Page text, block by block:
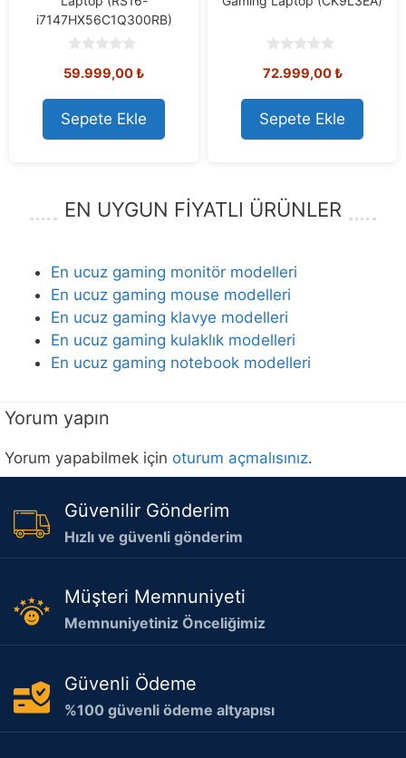
i7147HX56C1Q300RB)
o
t
o
f
5
59.999,00₺
Sepete Ekle
o
t
o
f
5
72.999,00₺
Sepete Ekle
EN UYGUN FİYATLI ÜRÜNLER
En ucuz gaming monitör modelleri
En ucuz gaming mouse modelleri
En ucuz gaming klavye modelleri
En ucuz gaming kulaklık modelleri
En ucuz gaming notebook modelleri
Yorum yapın
Yorum yapabilmek için oturum açmalısınız.
Güvenilir Gönderim
Hızlı ve güvenli gönderim
Müşteri Memnuniyeti
Memnuniyetiniz Önceliğimiz
Güvenli Ödeme
%100 güvenli ödeme altyapısı